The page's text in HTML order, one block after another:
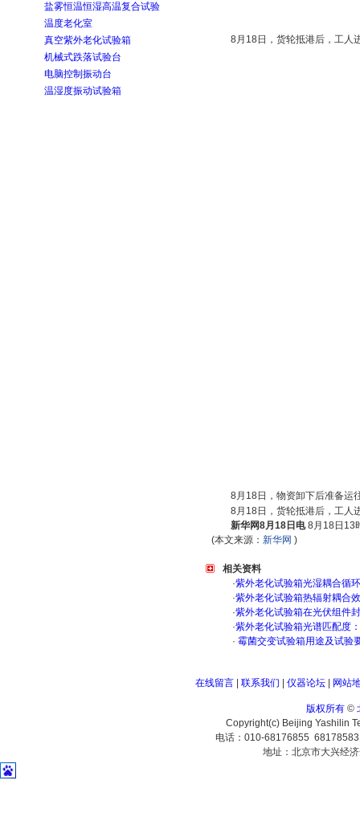
盐雾恒温恒湿高温复合试验
温度老化室
真空紫外老化试验箱
机械式跌落试验台
电脑控制振动台
温湿度振动试验箱
8月18日，货轮抵港后，工人
8月18日，物资卸下后准备运
8月18日，货轮抵港后，工人
新华网8月18日电8月18日13
(本文来源： 新华网 )
相关资料
·紫外老化试验箱光湿耦合循
·紫外老化试验箱热辐射耦合
·紫外老化试验箱在光伏组件
·紫外老化试验箱光谱匹配度
· 霉菌交变试验箱用途及试验
在线留言| 联系我们 仪器论坛| 网站
版权所有©
Copyright(c) Beijing Yashilin
电话：010-68176855
地址：北京市大兴经